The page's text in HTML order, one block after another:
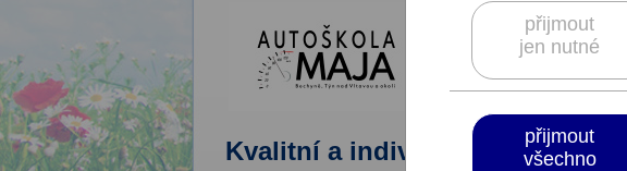
přijmout
jen nutné
přijmout
všechno
Kvalitní a individuální přístup k